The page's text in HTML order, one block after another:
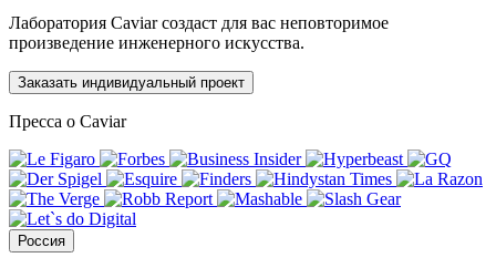
Лаборатория Caviar создаст для вас неповторимое
произведение инженерного искусства.
Заказать индивидуальный проект
Пресса о Caviar
Россия